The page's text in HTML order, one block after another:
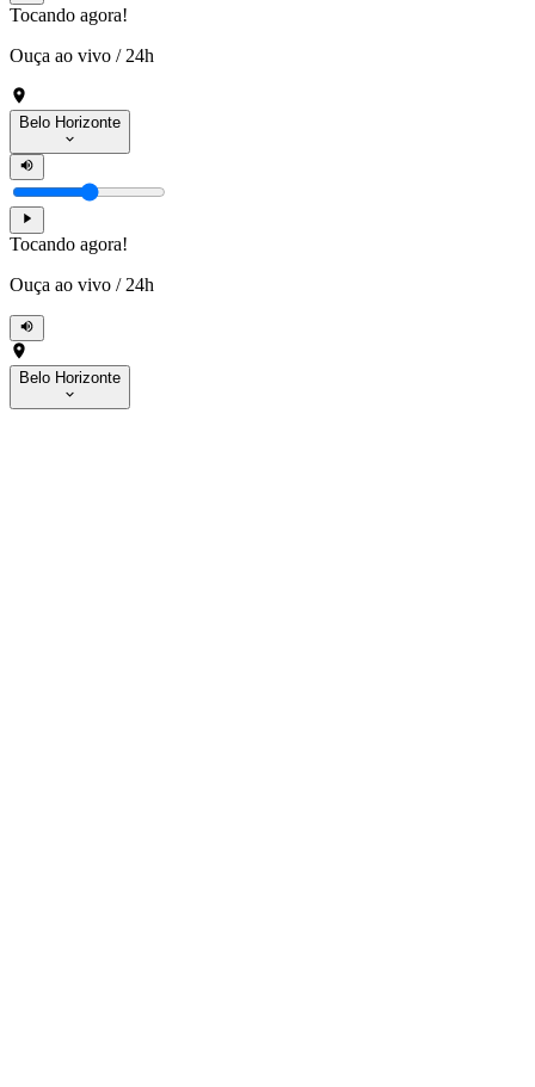
Tocando agora!
Ouça ao vivo / 24h
Belo Horizonte
Tocando agora!
Ouça ao vivo / 24h
Belo Horizonte